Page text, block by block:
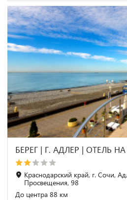
БЕРЕГ | Г. АДЛЕР | ОТЕЛЬ
Краснодарский край, г. Сочи,
Просвещения, 98
До центра 88 км